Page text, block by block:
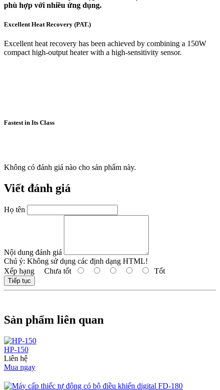
phù hợp với nhiều ứng dụng.
Excellent Heat Recovery (PAT.)
Excellent heat recovery has been achieved by combining a 150W
compact high-output heater with a high-sensitivity sensor.
Fastest in Its Class
Không có đánh giá nào cho sản phẩm này.
Viết đánh giá
Họ tên
Nội dung đánh giá
Chú ý: Không sử dụng các định dạng HTML!
Xếp hạng Chưa tốt Tốt
Tiếp tục
Sản phẩm liên quan
HP-150
Liên hệ
Mua ngay